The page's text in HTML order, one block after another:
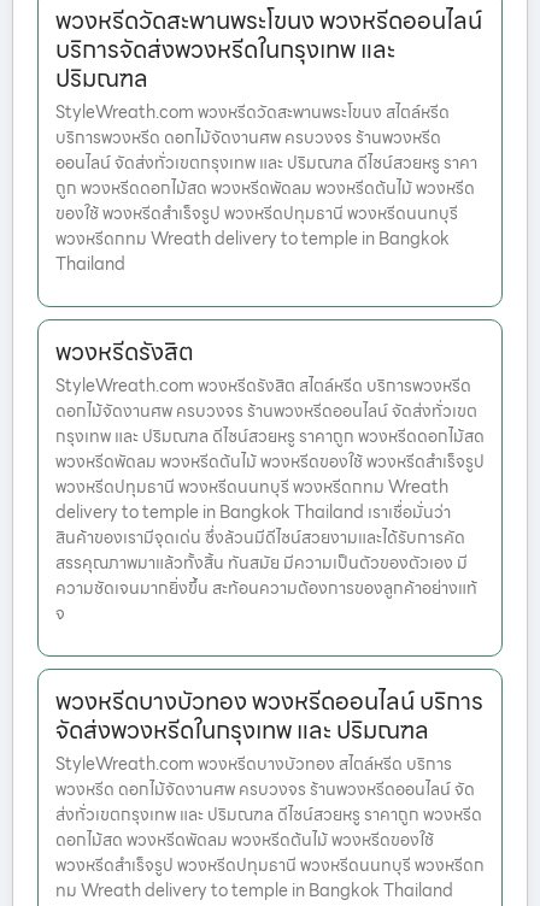
พวงหรีดวัดสะพานพระโขนง พวงหรีดออนไลน์
บริการจัดส่งพวงหรีดในกรุงเทพ และ
ปริมณฑล
StyleWreath.com พวงหรีดวัดสะพานพระโขนง สไตล์หรีด
บริการพวงหรีด ดอกไม้จัดงานศพ ครบวงจร ร้านพวงหรีด
ออนไลน์ จัดส่งทั่วเขตกรุงเทพ และ ปริมณฑล ดีไซน์สวยหรู ราคา
ถูก พวงหรีดดอกไม้สด พวงหรีดพัดลม พวงหรีดต้นไม้ พวงหรีด
ของใช้ พวงหรีดสำเร็จรูป พวงหรีดปทุมธานี พวงหรีดนนทบุรี
พวงหรีดกทม Wreath delivery to temple in Bangkok
Thailand
พวงหรีดรังสิต
StyleWreath.com พวงหรีดรังสิต สไตล์หรีด บริการพวงหรีด
ดอกไม้จัดงานศพ ครบวงจร ร้านพวงหรีดออนไลน์ จัดส่งทั่วเขต
กรุงเทพ และ ปริมณฑล ดีไซน์สวยหรู ราคาถูก พวงหรีดดอกไม้สด
พวงหรีดพัดลม พวงหรีดต้นไม้ พวงหรีดของใช้ พวงหรีดสำเร็จรูป
พวงหรีดปทุมธานี พวงหรีดนนทบุรี พวงหรีดกทม Wreath
delivery to temple in Bangkok Thailand เราเชื่อมั่นว่า
สินค้าของเรามีจุดเด่น ซึ่งล้วนมีดีไซน์สวยงามและได้รับการคัด
สรรคุณภาพมาแล้วทั้งสิ้น ทันสมัย มีความเป็นตัวของตัวเอง มี
ความชัดเจนมากยิ่งขึ้น สะท้อนความต้องการของลูกค้าอย่างแท้
จ
พวงหรีดบางบัวทอง พวงหรีดออนไลน์ บริการ
จัดส่งพวงหรีดในกรุงเทพ และ ปริมณฑล
StyleWreath.com พวงหรีดบางบัวทอง สไตล์หรีด บริการ
พวงหรีด ดอกไม้จัดงานศพ ครบวงจร ร้านพวงหรีดออนไลน์ จัด
ส่งทั่วเขตกรุงเทพ และ ปริมณฑล ดีไซน์สวยหรู ราคาถูก พวงหรีด
ดอกไม้สด พวงหรีดพัดลม พวงหรีดต้นไม้ พวงหรีดของใช้
พวงหรีดสำเร็จรูป พวงหรีดปทุมธานี พวงหรีดนนทบุรี พวงหรีดก
ทม Wreath delivery to temple in Bangkok Thailand